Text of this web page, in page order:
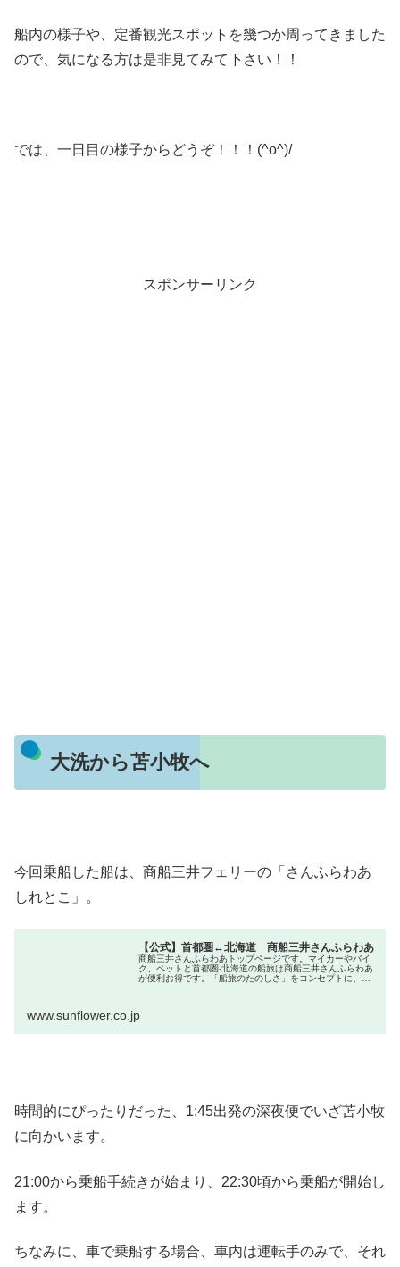
船内の様子や、定番観光スポットを幾つか周ってきました
ので、気になる方は是非見てみて下さい！！
では、一日目の様子からどうぞ！！！(^o^)/
スポンサーリンク
大洗から苫小牧へ
今回乗船した船は、商船三井フェリーの「さんふらわあ
しれとこ」。
【公式】首都圏↔北海道 商船三井さんふらわあ
商船三井さんふらわあトップページです。マイカーやバイ
ク、ペットと首都圏-北海道の船旅は商船三井さんふらわあ
が便利お得です。「船旅のたのしさ」をコンセプトに、よ
www.sunflower.co.jp
時間的にぴったりだった、1:45出発の深夜便でいざ苫小牧
に向かいます。
21:00から乗船手続きが始まり、22:30頃から乗船が開始し
ます。
ちなみに、車で乗船する場合、車内は運転手のみで、それ